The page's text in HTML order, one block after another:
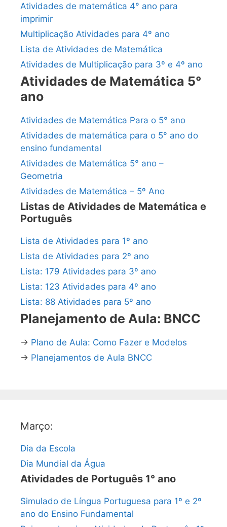
Atividades de matemática 4° ano para
imprimir
Multiplicação Atividades para 4º ano
Lista de Atividades de Matemática
Atividades de Multiplicação para 3º e 4º ano
Atividades de Matemática 5°
ano
Atividades de Matemática Para o 5° ano
Atividades de matemática para o 5° ano do
ensino fundamental
Atividades de Matemática 5° ano –
Geometria
Atividades de Matemática – 5º Ano
Listas de Atividades de Matemática e
Português
Lista de Atividades para 1º ano
Lista de Atividades para 2º ano
Lista: 179 Atividades para 3º ano
Lista: 123 Atividades para 4º ano
Lista: 88 Atividades para 5º ano
Planejamento de Aula: BNCC
→ Plano de Aula: Como Fazer e Modelos
→ Planejamentos de Aula BNCC
Março:
Dia da Escola
Dia Mundial da Água
Atividades de Português 1° ano
Simulado de Língua Portuguesa para 1º e 2º
ano do Ensino Fundamental